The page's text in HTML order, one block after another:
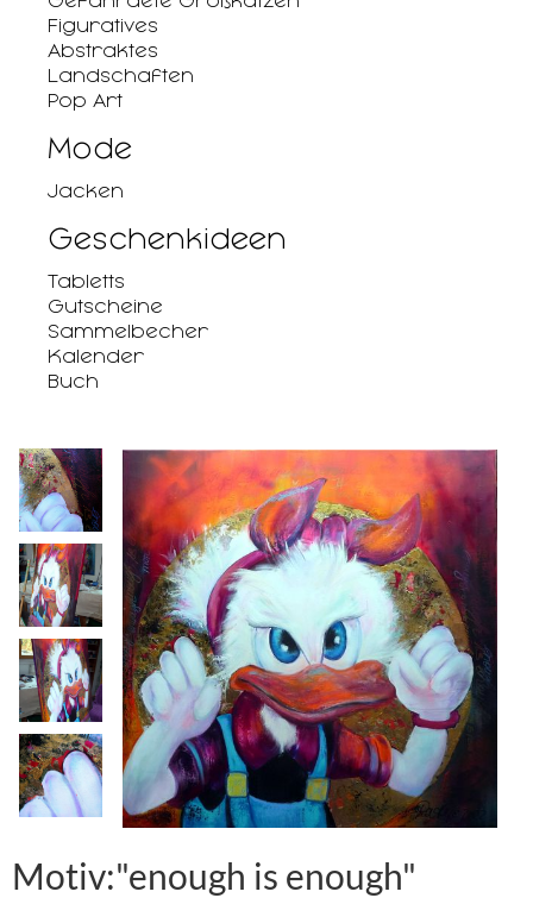
Figuratives
Abstraktes
Landschaften
Pop Art
Mode
Jacken
Geschenkideen
Tabletts
Gutscheine
Sammelbecher
Kalender
Buch
Motiv:"enough is enough"